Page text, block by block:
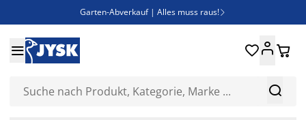
Garten-Abverkauf | Alles muss raus! 
Bist du Unternehmer? Entdecke JYSK-B2B
Esszimmerstuhl ADSLEV um nur 40€


 